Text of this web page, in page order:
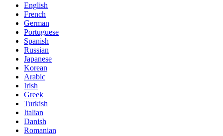
English
French
German
Portuguese
Spanish
Russian
Japanese
Korean
Arabic
Irish
Greek
Turkish
Italian
Danish
Romanian